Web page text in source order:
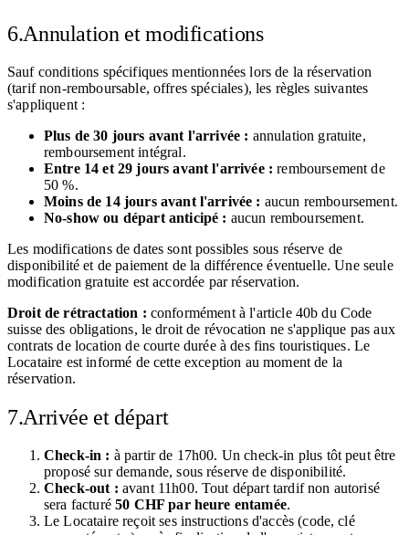
6.Annulation et modifications
Sauf conditions spécifiques mentionnées lors de la réservation
(tarif non-remboursable, offres spéciales), les règles suivantes
s'appliquent :
Plus de 30 jours avant l'arrivée : annulation gratuite,
remboursement intégral.
Entre 14 et 29 jours avant l'arrivée : remboursement de
50 %.
Moins de 14 jours avant l'arrivée : aucun remboursement.
No-show ou départ anticipé : aucun remboursement.
Les modifications de dates sont possibles sous réserve de
disponibilité et de paiement de la différence éventuelle. Une seule
modification gratuite est accordée par réservation.
Droit de rétractation : conformément à l'article 40b du Code
suisse des obligations, le droit de révocation ne s'applique pas aux
contrats de location de courte durée à des fins touristiques. Le
Locataire est informé de cette exception au moment de la
réservation.
7.Arrivée et départ
Check-in : à partir de 17h00. Un check-in plus tôt peut être
proposé sur demande, sous réserve de disponibilité.
Check-out : avant 11h00. Tout départ tardif non autorisé
sera facturé50 CHF par heure entamée.
Le Locataire reçoit ses instructions d'accès (code, clé